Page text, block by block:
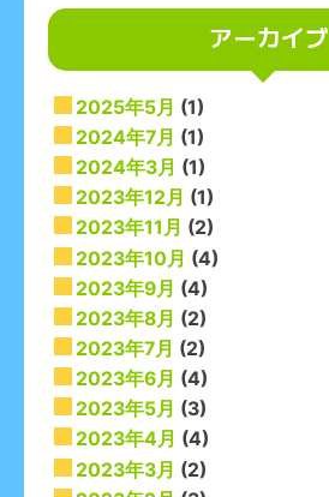
アーカイブ
2025年5月 (1)
2024年7月 (1)
2024年3月 (1)
2023年12月 (1)
2023年11月 (2)
2023年10月 (4)
2023年9月 (4)
2023年8月 (2)
2023年7月 (2)
2023年6月 (4)
2023年5月 (3)
2023年4月 (4)
2023年3月 (2)